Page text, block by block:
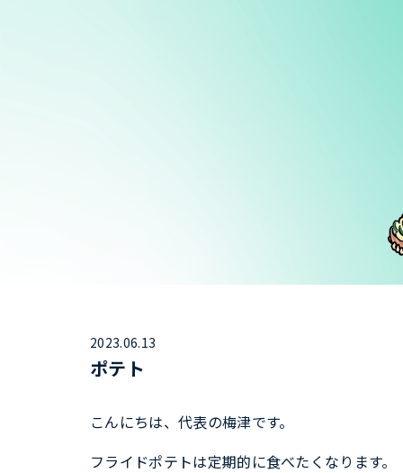
2023.06.13
ポテト
こんにちは、代表の梅津です。
フライドポテトは定期的に食べたくなります。